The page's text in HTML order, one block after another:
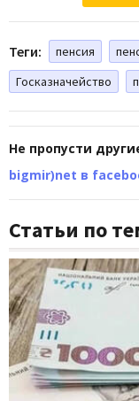
Теги: пенсия
Госказначейство
Не пропусти
bigmir)net в
Статьи по